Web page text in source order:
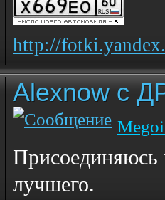
http://
Alexnow c
Присоединяюсь
лучшего.